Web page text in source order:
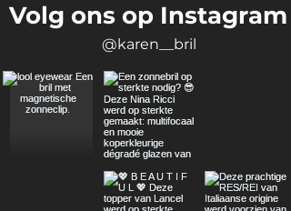
Volg ons op Instagram
@karen__bril